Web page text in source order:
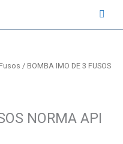
/ BOMBA IMO DE 3 FUSOS
NORMA API